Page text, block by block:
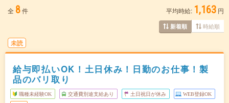
全 8件 平均時給: 1,163 円
新着順 時給順
未読
給与即払いOK！土日休み！日勤のお仕事！製
品のバリ取り
職種未経験OK 交通費別途支給あり 土日祝日が休み WEB登録OK